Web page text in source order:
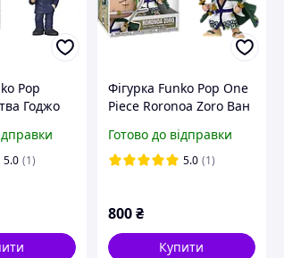
Pop
Годжо
5.0 (1)
Фігурка Funko Pop One
Piece Roronoa Zoro Ван
см ОР 923
Готово до відправки
5.0 (1)
800₴
Купити